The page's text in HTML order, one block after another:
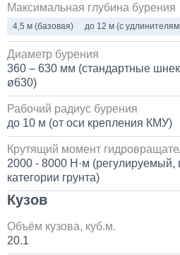
Максимальная глубина бурения
4,5 м (базовая) до 12 м (с
Диаметр бурения
360 – 630 мм (стандартные
ø630)
Рабочий радиус бурения
до 10 м (от оси крепления КМУ)
Крутящий момент
2000 - 8000 Н·м (регулируемый,
категории грунта)
Кузов
Объём кузова, куб.м.
20.1